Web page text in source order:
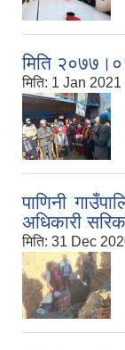
मिति
मिति: 1 Jan 2021
पाणिनी
अधिकारी
मिति: 31 Dec